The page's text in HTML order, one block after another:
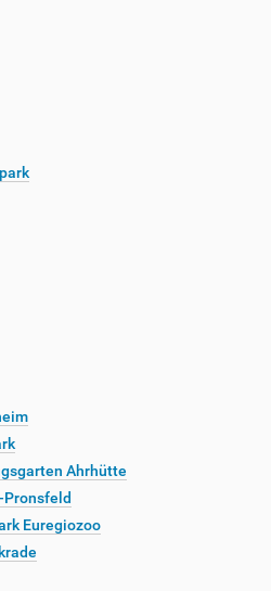
Ahrhütte
Pronsfeld
Euregiozoo